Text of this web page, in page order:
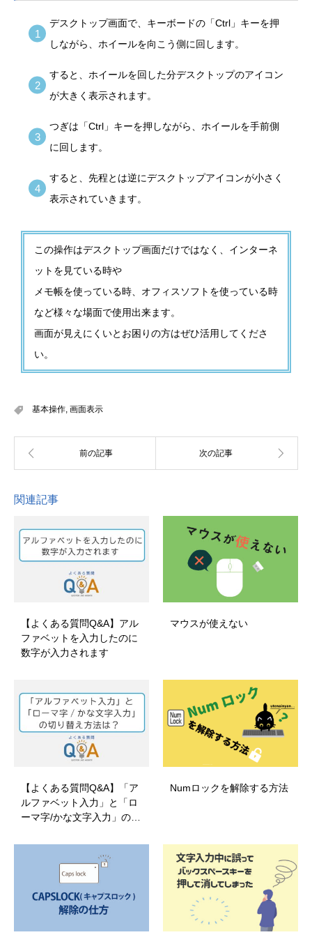
デスクトップ画面で、キーボードの「Ctrl」キーを押
しながら、ホイールを向こう側に回します。
すると、ホイールを回した分デスクトップのアイコン
が大きく表示されます。
つぎは「Ctrl」キーを押しながら、ホイールを手前側
に回します。
すると、先程とは逆にデスクトップアイコンが小さく
表示されていきます。
この操作はデスクトップ画面だけではなく、インターネ
ットを見ている時や
メモ帳を使っている時、オフィスソフトを使っている時
など様々な場面で使用出来ます。
画面が見えにくいとお困りの方はぜひ活用してくださ
い。
基本操作 画面表示
関連記事
【よくある質問Q&A】アル
ファベットを入力したのに
数字が入力されます
マウスが使えない
【よくある質問Q&A】「ア
ルファベット入力」と「ロ
ーマ字/かな文字入力」の…
Numロックを解除する方法